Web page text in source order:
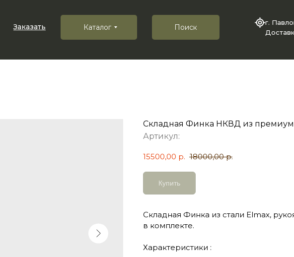
г.
Поиск
Каталог
Заказать
Складная Финка НКВД из премиум
Артикул:
15500,00 р. 18000,00 р.
Купить
Складная Финка из стали Elmax,
в комплекте.
Характеристики :